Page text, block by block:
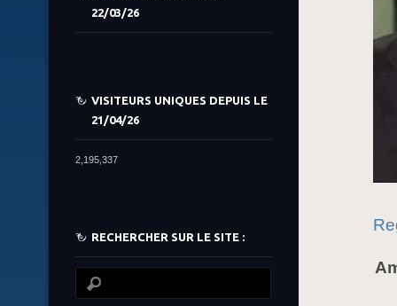
22/03/26
VISITEURS UNIQUES DEPUIS LE
21/04/26
2,195,337
RECHERCHER SUR LE SITE :